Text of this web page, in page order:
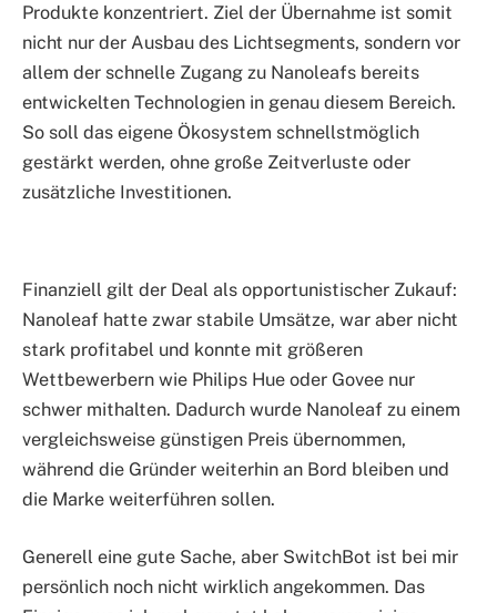
Produkte konzentriert. Ziel der Übernahme ist somit
nicht nur der Ausbau des Lichtsegments, sondern vor
allem der schnelle Zugang zu Nanoleafs bereits
entwickelten Technologien in genau diesem Bereich.
So soll das eigene Ökosystem schnellstmöglich
gestärkt werden, ohne große Zeitverluste oder
zusätzliche Investitionen.
Finanziell gilt der Deal als opportunistischer Zukauf:
Nanoleaf hatte zwar stabile Umsätze, war aber nicht
stark profitabel und konnte mit größeren
Wettbewerbern wie Philips Hue oder Govee nur
schwer mithalten. Dadurch wurde Nanoleaf zu einem
vergleichsweise günstigen Preis übernommen,
während die Gründer weiterhin an Bord bleiben und
die Marke weiterführen sollen.
Generell eine gute Sache, aber SwitchBot ist bei mir
persönlich noch nicht wirklich angekommen. Das